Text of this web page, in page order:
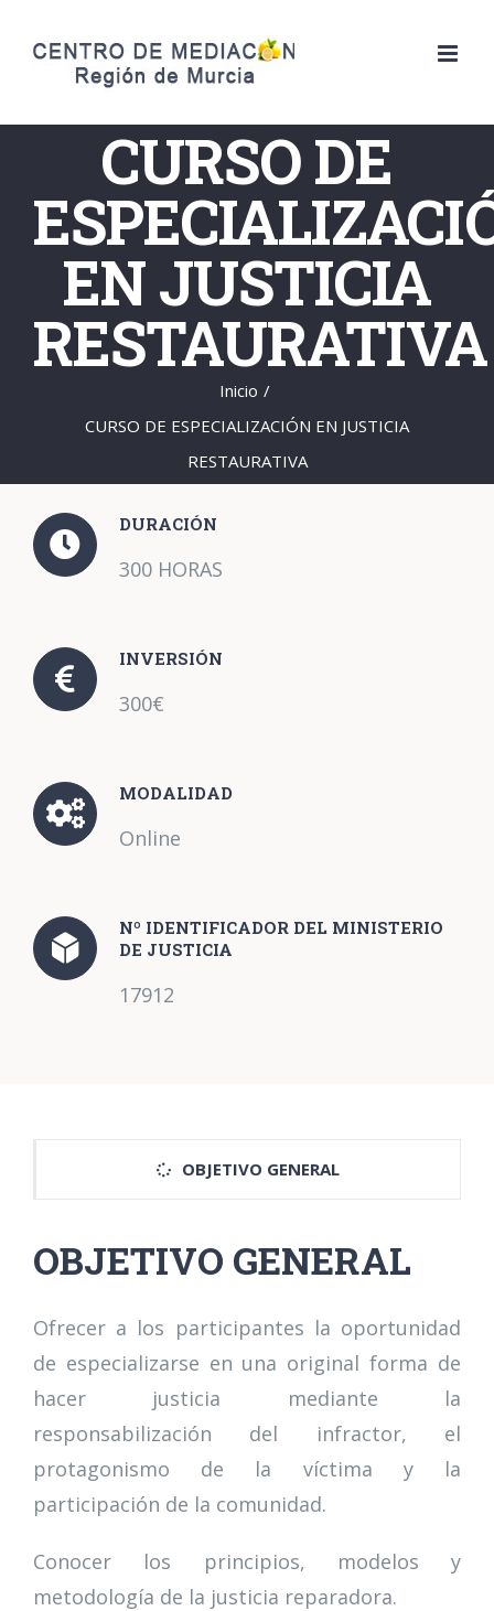
contenido
CURSO DE
EN JUSTICIA
RESTAURATIVA
Inicio /
CURSO DE ESPECIALIZACIÓN EN JUSTICIA
RESTAURATIVA
DURACIÓN
300 HORAS
INVERSIÓN
300€
MODALIDAD
Online
Nº IDENTIFICADOR DEL MINISTERIO
DE JUSTICIA
17912
OBJETIVO GENERAL
OBJETIVO GENERAL
Ofrecer a los participantes la oportunidad
de especializarse en una original forma de
hacer justicia mediante la
responsabilización del infractor, el
protagonismo de la víctima y la
participación de la comunidad.
Conocer los principios, modelos y
metodología de la justicia reparadora.